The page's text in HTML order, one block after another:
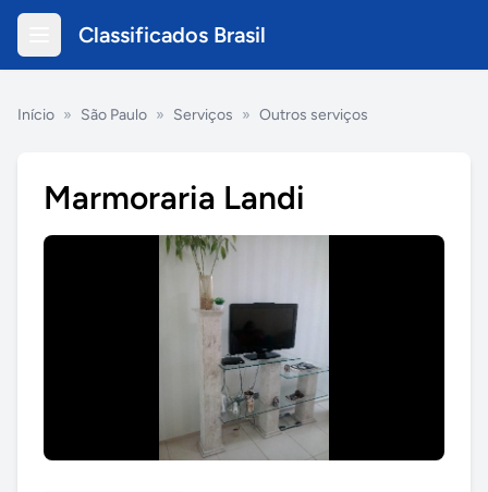
Classificados Brasil
Início » São Paulo » Serviços » Outros serviços
Marmoraria Landi